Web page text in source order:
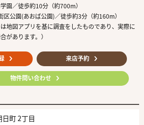
園／徒歩約10分（約700m）
区公園(あおば公園)／徒歩約3分（約160m）
地図アプリを基に調査をしたものであり、実際に
があります。）
来店予約
物件問い合わせ
町 2丁目